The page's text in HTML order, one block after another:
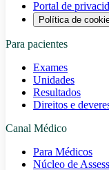
Portal de
Política de
Para pacientes
Exames
Unidades
Resultados
Direitos e
Canal Médico
Para Médicos
Núcleo de